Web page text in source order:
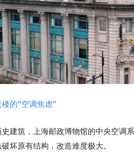
的“空调焦虑”
建筑，上海邮政博物馆的中央空调
坏原有结构，改造难度极大。